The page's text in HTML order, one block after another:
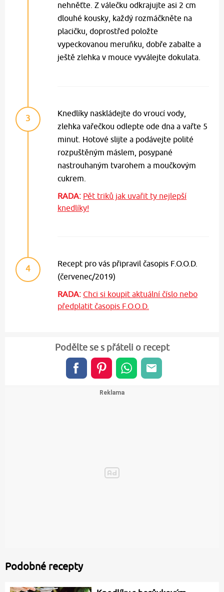
nehněťte. Z válečku odkrajujte asi 2 cm
dlouhé kousky, každý rozmáčkněte na
placičku, doprostřed položte
vypeckovanou meruňku, dobře zabalte a
ještě zlehka v mouce vyválejte dokulata.
3
Knedlíky naskládejte do vroucí vody,
zlehka vařečkou odlepte ode dna a vařte 5
minut. Hotové slijte a podávejte polité
rozpuštěným máslem, posypané
nastrouhaným tvarohem a moučkovým
cukrem.
RADA: Pět triků jak uvařit ty nejlepší
knedlíky!
4
Recept pro vás připravil časopis F.O.O.D.
(červenec/2019)
RADA: Chci si koupit aktuální číslo nebo
předplatit časopis F.O.O.D.
Podělte se s přáteli o recept
Podobné recepty